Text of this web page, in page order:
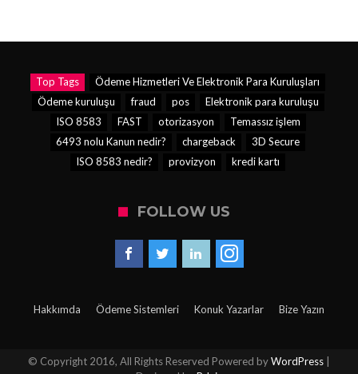
Top Tags
Ödeme Hizmetleri Ve Elektronik Para Kuruluşları
Ödeme kuruluşu
fraud pos
Elektronik para kuruluşu
ISO 8583
FAST otorizasyon
Temassız işlem
6493 nolu Kanun nedir?
chargeback
3D Secure
ISO 8583 nedir?
provizyon kredi kartı
FOLLOW US
Hakkımda Ödeme Sistemleri Konuk Yazarlar Bize Yazın
© Copyright 2016, All Rights Reserved Powered byWordPress